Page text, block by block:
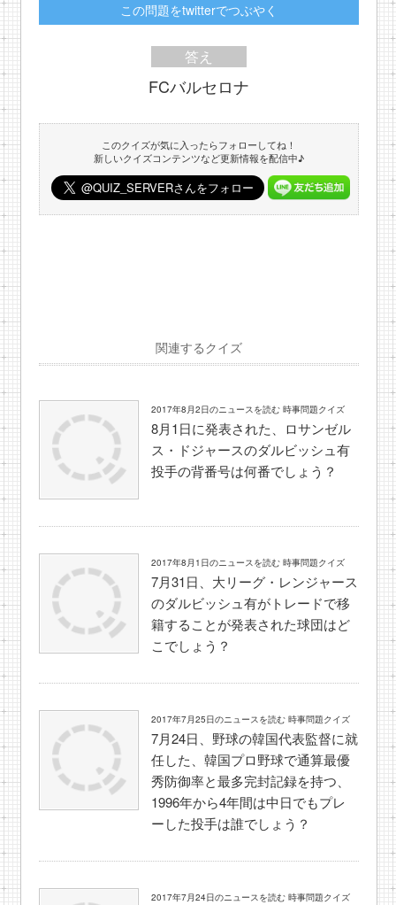
この問題をtwitterでつぶやく
答え
FCバルセロナ
このクイズが気に入ったらフォローしてね！
新しいクイズコンテンツなど更新情報を配信中♪
関連するクイズ
2017年8月2日のニュースを読む 時事問題クイズ
8月1日に発表された、ロサンゼル
ス・ドジャースのダルビッシュ有
投手の背番号は何番でしょう？
2017年8月1日のニュースを読む 時事問題クイズ
7月31日、大リーグ・レンジャース
のダルビッシュ有がトレードで移
籍することが発表された球団はど
こでしょう？
2017年7月25日のニュースを読む 時事問題クイズ
7月24日、野球の韓国代表監督に就
任した、韓国プロ野球で通算最優
秀防御率と最多完封記録を持つ、
1996年から4年間は中日でもプレ
ーした投手は誰でしょう？
2017年7月24日のニュースを読む 時事問題クイズ